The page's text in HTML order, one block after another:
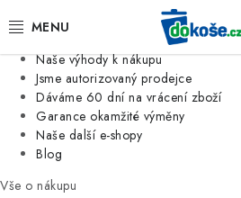
Jsme tradiční česká firma
Naše výhody k nákupu
Jsme autorizovaný prodejce
Dáváme 60 dní na vrácení zboží
Garance okamžité výměny
Naše další e-shopy
Blog
Vše o nákupu
KOŠE
SÁČKY